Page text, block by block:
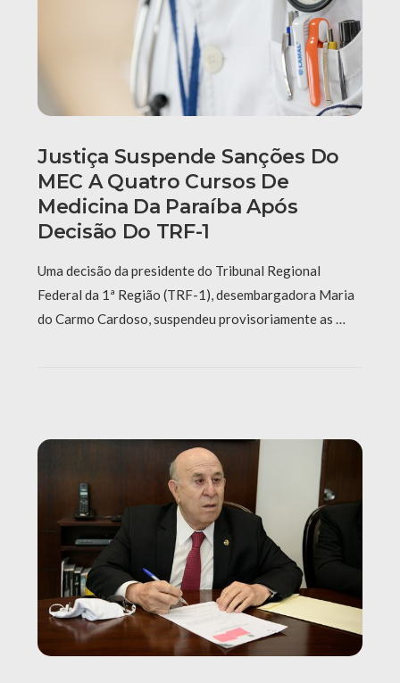
Justiça Suspende Sanções Do
MEC A Quatro Cursos De
Medicina Da Paraíba Após
Decisão Do TRF-1
Uma decisão da presidente do Tribunal Regional
Federal da 1ª Região (TRF-1), desembargadora Maria
do Carmo Cardoso, suspendeu provisoriamente as …